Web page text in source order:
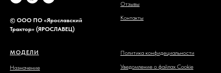
© ООО ПО «Ярославский
Трактор» (ЯРОСЛАВЕЦ)
Отзывы
Контакты
МОДЕЛИ
Назначение
Политика конфидециальности
Уведомление о файлах Cookie